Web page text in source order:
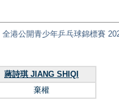
港公開青少年乒乓球錦標賽
蔣詩琪 JIANG SHIQI
棄權